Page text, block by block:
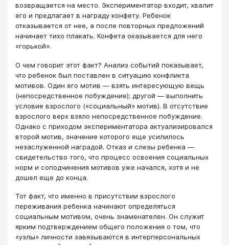
возвращается на место. Экспериментатор входит, хвалит
его и предлагает в награду конфету. Ребенок
отказывается от нее, а после повторных предложений
начинает тихо плакать. Конфета оказывается для него
«горькой».
О чем говорит этот факт? Анализ событий показывает,
что ребенок был поставлен в ситуацию конфликта
мотивов. Один его мотив — взять интересующую вещь
(непосредственное побуждение); другой — выполнить
условие взрослого («социальный» мотив). В отсутствие
взрослого верх взяло непосредственное побуждение.
Однако с приходом экспериментатора актуализировался
второй мотив, значение которого еще усилилось
незаслуженной наградой. Отказ и слезы ребенка —
свидетельство того, что процесс освоения социальных
норм и соподчинения мотивов уже начался, хотя и не
дошел еще до конца.
Тот факт, что именно в присутствии взрослого
переживания ребенка начинают определяться
социальным мотивом, очень знаменателен. Он служит
ярким подтверждением общего положения о том, что
«узлы» личности завязываются в интерперсональных